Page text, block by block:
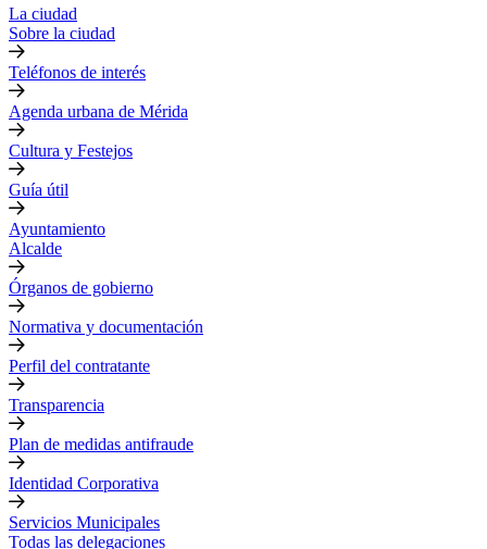
La ciudad
Sobre la ciudad
Teléfonos de interés
Agenda urbana de Mérida
Cultura y Festejos
Guía útil
Ayuntamiento
Alcalde
Órganos de gobierno
Normativa y documentación
Perfil del contratante
Transparencia
Plan de medidas antifraude
Identidad Corporativa
Servicios Municipales
Todas las delegaciones